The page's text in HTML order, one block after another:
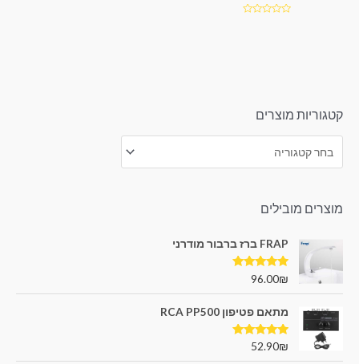
קטגוריות מוצרים
מוצרים מובילים
FRAP ברז ברבור מודרני
דורג5.00
96.00₪
מתאם פטיפון RCA PP500
דורג5.00
52.90₪